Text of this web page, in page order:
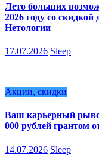
Лето больших
2026 году со
Нетологии
17.07.2026 Sleep
Акции, скидки
Ваш карьерный
000 рублей грантом
14.07.2026 Sleep